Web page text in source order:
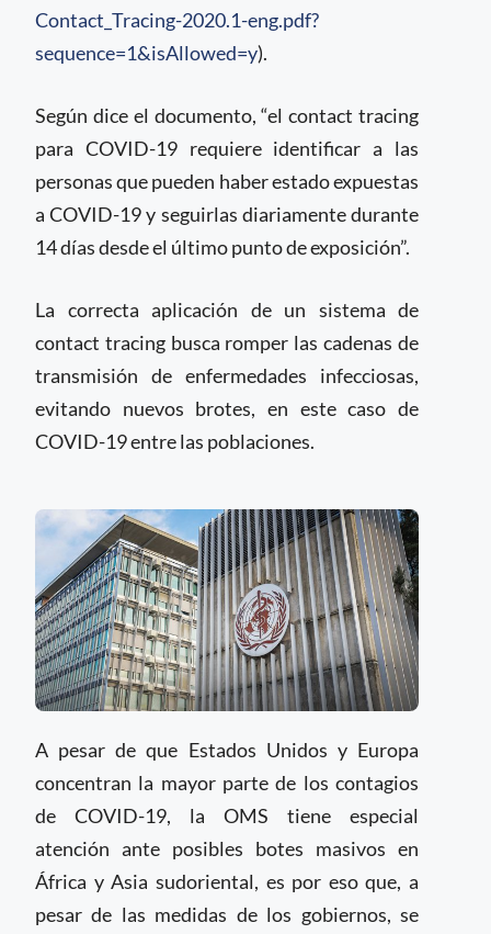
Contact_Tracing-2020.1-eng.pdf?
sequence=1&isAllowed=y).
Según dice el documento, “el contact tracing
para COVID-19 requiere identificar a las
personas que pueden haber estado expuestas
a COVID-19 y seguirlas diariamente durante
14 días desde el último punto de exposición”.
La correcta aplicación de un sistema de
contact tracing busca romper las cadenas de
transmisión de enfermedades infecciosas,
evitando nuevos brotes, en este caso de
COVID-19 entre las poblaciones.
A pesar de que Estados Unidos y Europa
concentran la mayor parte de los contagios
de COVID-19, la OMS tiene especial
atención ante posibles botes masivos en
África y Asia sudoriental, es por eso que, a
pesar de las medidas de los gobiernos, se